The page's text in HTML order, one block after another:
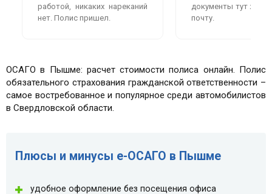
работой, никаких нареканий
нет. Полис пришел.
документы тут же
почту.
ОСАГО в Пышме: расчет стоимости полиса онлайн. Полис
обязательного страхования гражданской ответственности –
самое востребованное и популярное среди автомобилистов
в Свердловской области.
Плюсы и минусы e-ОСАГО в Пышме
удобное оформление без посещения офиса